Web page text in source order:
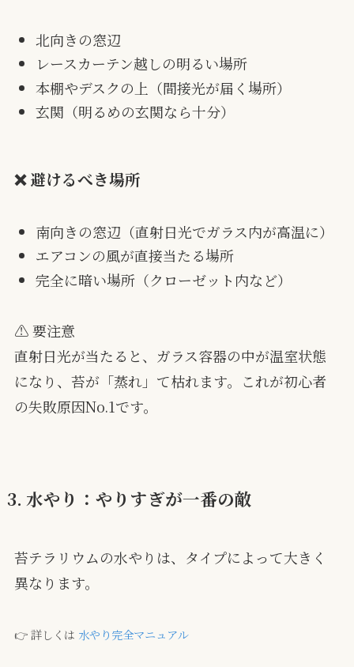
北向きの窓辺
レースカーテン越しの明るい場所
本棚やデスクの上（間接光が届く場所）
玄関（明るめの玄関なら十分）
❌ 避けるべき場所
南向きの窓辺（直射日光でガラス内が高温に）
エアコンの風が直接当たる場所
完全に暗い場所（クローゼット内など）
⚠️ 要注意
直射日光が当たると、ガラス容器の中が温室状態
になり、苔が「蒸れ」て枯れます。これが初心者
の失敗原因No.1です。
3. 水やり：やりすぎが一番の敵
苔テラリウムの水やりは、タイプによって大きく
異なります。
👉 詳しくは 水やり完全マニュアル